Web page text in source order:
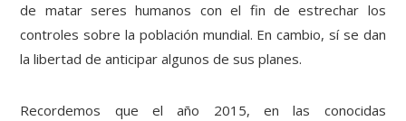
de matar seres humanos con el fin de estrechar los
controles sobre la población mundial. En cambio, sí se dan
la libertad de anticipar algunos de sus planes.
Recordemos que el año 2015, en las conocidas